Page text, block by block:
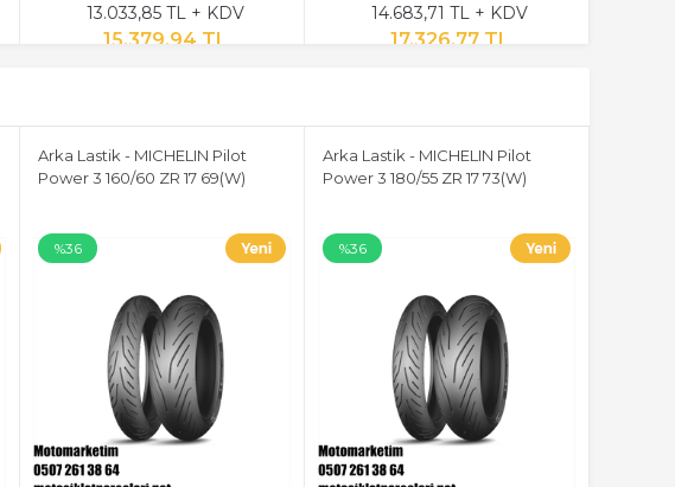
13.033,85 TL + KDV
15.379,94 TL
14.683,71 TL + KDV
17.326,77 TL
Arka Lastik - MICHELIN Pilot
Power 3 160/60 ZR 17 69(W)
%36
Arka Lastik - MICHELIN Pilot
Power 3 180/55 ZR 17 73(W)
%36